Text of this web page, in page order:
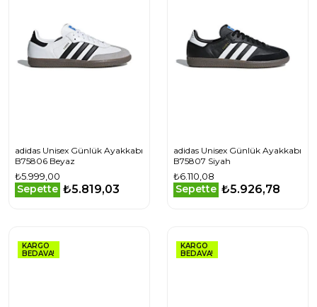
adidas Unisex Günlük Ayakkabı
B75806 Beyaz
₺5.999,00
Sepette ₺5.819,03
adidas Unisex Günlük Ayakkabı
B75807 Siyah
₺6.110,08
Sepette ₺5.926,78
KARGO
BEDAVA!
KARGO
BEDAVA!